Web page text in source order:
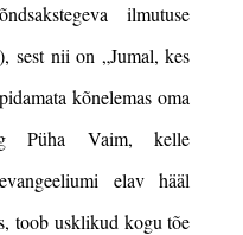
ilmutuse
sest nii on „Jumal, kes
kõnelemas oma
Püha
Vaim, kelle
elav hääl
toob usklikud kogu tõe